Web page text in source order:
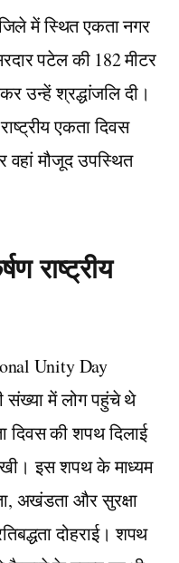
में स्थित एकता नगर
पटेल की 182 मीटर
उन्हें श्रद्धांजलि दी।
एकता दिवस
मौजूद उपस्थित
राष्ट्रीय
Unity Day
संख्या में लोग पहुंचे थे
दिवस की शपथ दिलाई
इस शपथ के माध्यम
अखंडता और सुरक्षा
दोहराई। शपथ